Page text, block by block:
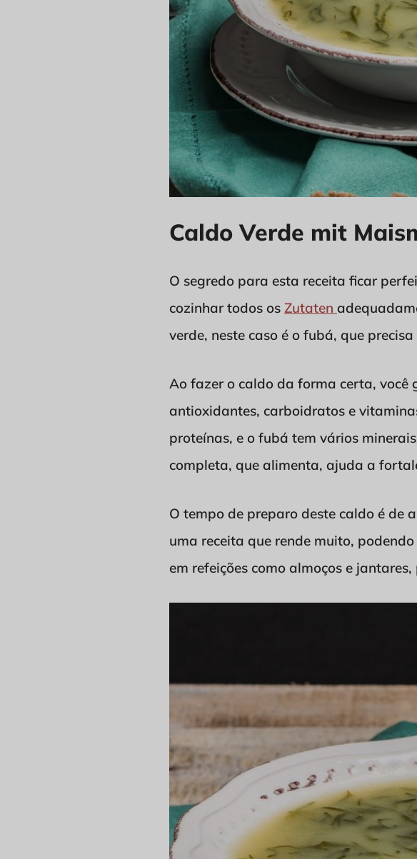
Caldo Verde mit
O segredo para esta receita ficar
cozinhar todos os Zutaten
verde, neste caso é o fubá, que
Ao fazer o caldo da forma certa, você
antioxidantes, carboidratos e
proteínas, e o fubá tem vários
completa, que alimenta, ajuda a
O tempo de preparo deste caldo é de
uma receita que rende muito,
em refeições como almoços e